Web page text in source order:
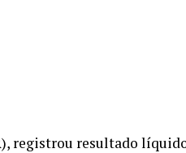
registrou resultado